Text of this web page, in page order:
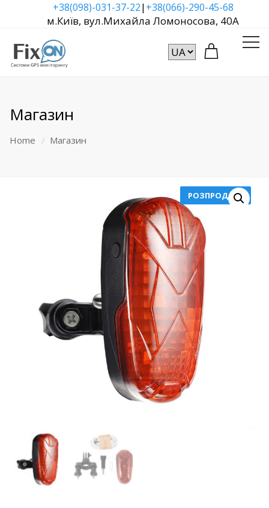
+38(098)-031-37-22|+38(066)-290-45-68
м.Київ, вул.Михайла Ломоносова, 40А
Магазин
Home Магазин
РОЗПРОДАЖ!